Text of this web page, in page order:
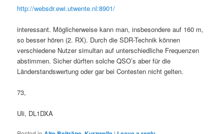
http://websdr.ewi.utwente.nl:8901/
interessant. Möglicherweise kann man, insbesondere auf 160 m,
so besser hören (2. RX). Durch die SDR-Technik können
verschiedene Nutzer simultan auf unterschiedliche Frequenzen
abstimmen. Sicher dürften solche QSO’s aber für die
Länderstandswertung oder gar bei Contesten nicht gelten.
73,
Uli, DL1DXA